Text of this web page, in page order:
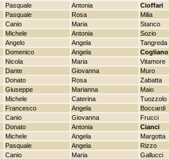
Pasquale Antonia
Cioffari
Pasquale Rosa
Milia
Canio Maria
Stanco
Michele Antonia
Sozio
Angelo Angela
Tangreda
Domenico Angela
Cogliano
Nicola Maria
Vitamore
Dante Giovanna
Muro
Donato Rosa
Zabatta
Giuseppe Marianna
Maio
Michele Caterina
Tuozzolo
Francesco Angela
Boccardi
Canio Giovanna
Frucci
Donato Antonia
Cianci
Michele Angela
Margotta
Pasquale Angela
Rizzo
Canio Maria
Gallucci